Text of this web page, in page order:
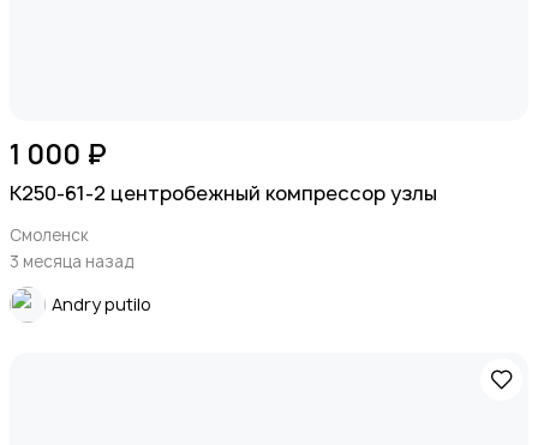
1 000 ₽
К250-61-2 центробежный компрессор узлы
Смоленск
3 месяца назад
Andry putilo